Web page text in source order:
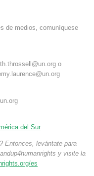
de medios, comuníquese
o
del Sur
Entonces, levántate para
y visite la
es